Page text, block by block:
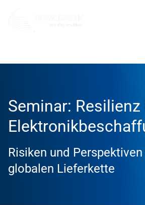
Seminar:
Risiken und
globalen Lieferkette